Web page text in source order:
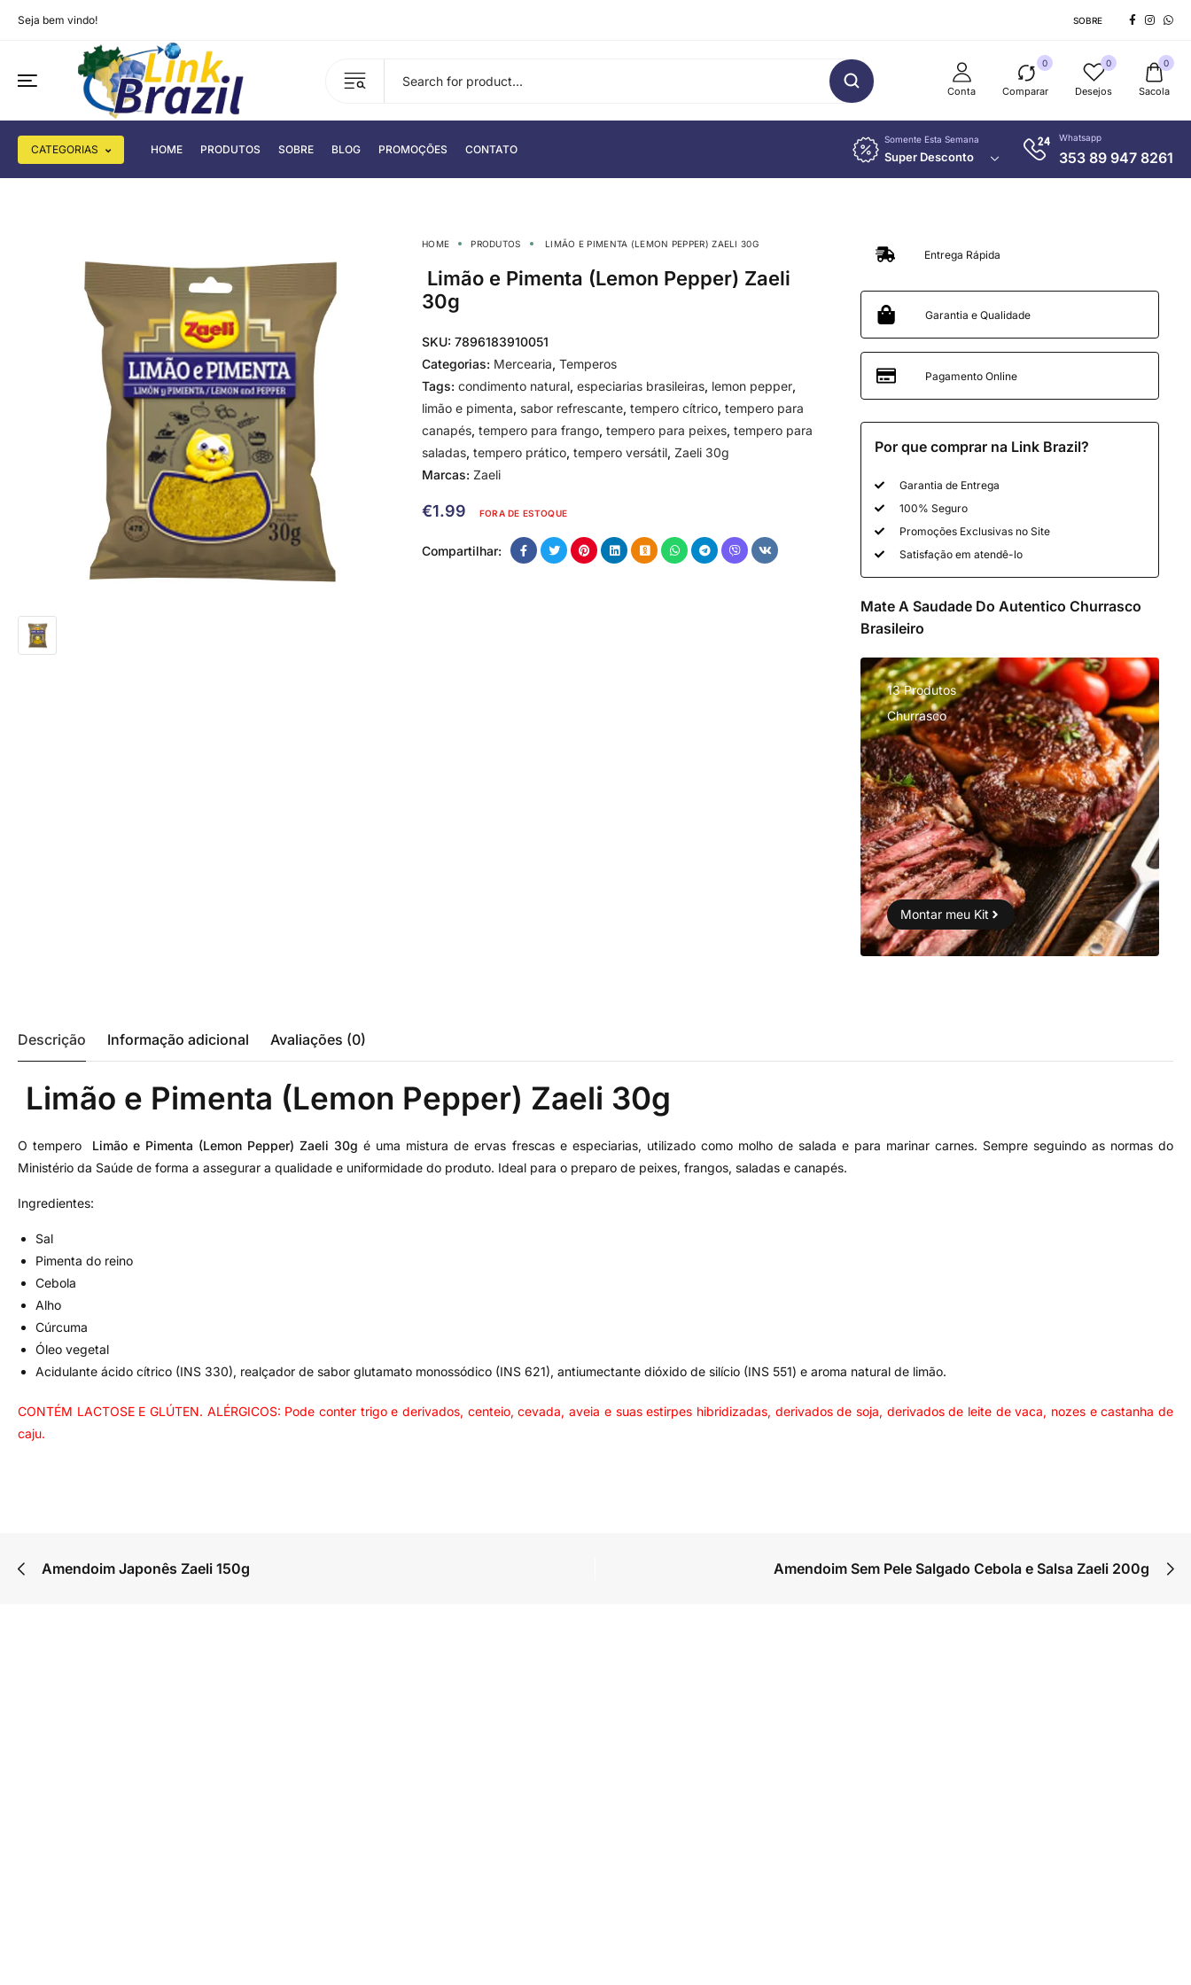
Seja bem vindo! SOBRE
Conta
0
Comparar
0
Desejos
0
Sacola
CATEGORIAS HOME PRODUTOS SOBRE BLOG PROMOÇÕES CONTATO
Somente Esta Semana
Super Desconto
Whatsapp
353 89 947 8261
HOME PRODUTOS LIMÃO E PIMENTA (LEMON PEPPER) ZAELI 30G
Limão e Pimenta (Lemon Pepper) Zaeli
30g
SKU: 7896183910051
Categorias: Mercearia, Temperos
Tags: condimento natural, especiarias brasileiras, lemon pepper,
limão e pimenta, sabor refrescante, tempero cítrico, tempero para
canapés, tempero para frango, tempero para peixes, tempero para
saladas, tempero prático, tempero versátil, Zaeli 30g
Marcas: Zaeli
€1.99 FORA DE ESTOQUE
Compartilhar:
Entrega Rápida
Garantia e Qualidade
Pagamento Online
Por que comprar na Link Brazil?
Garantia de Entrega
100% Seguro
Promoções Exclusivas no Site
Satisfação em atendê-lo
Mate A Saudade Do Autentico Churrasco
Brasileiro
13 Produtos
Churrasco
Montar meu Kit
Descrição Informação adicional Avaliações (0)
Limão e Pimenta (Lemon Pepper) Zaeli 30g
O tempero Limão e Pimenta (Lemon Pepper) Zaeli 30g é uma mistura de ervas frescas e especiarias, utilizado como molho de salada e para marinar carnes. Sempre seguindo as normas do
Ministério da Saúde de forma a assegurar a qualidade e uniformidade do produto. Ideal para o preparo de peixes, frangos, saladas e canapés.
Ingredientes:
Sal
Pimenta do reino
Cebola
Alho
Cúrcuma
Óleo vegetal
Acidulante ácido cítrico (INS 330), realçador de sabor glutamato monossódico (INS 621), antiumectante dióxido de silício (INS 551) e aroma natural de limão.
CONTÉM LACTOSE E GLÚTEN. ALÉRGICOS: Pode conter trigo e derivados, centeio, cevada, aveia e suas estirpes hibridizadas, derivados de soja, derivados de leite de vaca, nozes e castanha de
caju.
Amendoim Japonês Zaeli 150g Amendoim Sem Pele Salgado Cebola e Salsa Zaeli 200g